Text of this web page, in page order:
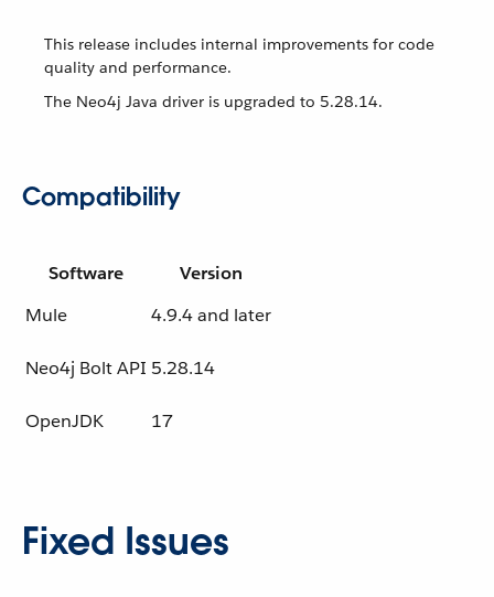
This release includes internal improvements for code
quality and performance.
The Neo4j Java driver is upgraded to 5.28.14.
Compatibility
Software
Version
Mule
4.9.4 and later
Neo4j Bolt API 5.28.14
OpenJDK 17
Fixed Issues